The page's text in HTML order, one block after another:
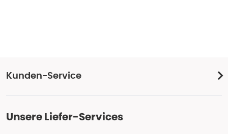
Kunden-Service
Unsere Liefer-Services